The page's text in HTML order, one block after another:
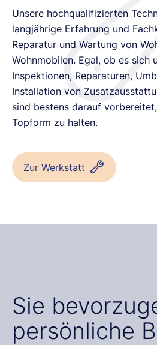
Unsere hochqualifizierten
langjährige Erfahrung und
Reparatur und Wartung von
Wohnmobilen. Egal, ob es sich
Inspektionen, Reparaturen,
Installation von
sind bestens darauf
Topform zu halten.
Zur Werkstatt
Sie
persönliche